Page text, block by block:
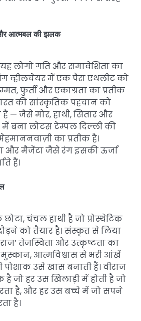
और आत्मबल की झलक
लोगो गति और समावेशिता का
व्हीलचेयर में एक पैरा एथलीट को
फुर्ती और एकाग्रता का प्रतीक
की सांस्कृतिक पहचान को
— जैसे मोर, हाथी, सितार और
में बना लोटस टेम्पल दिल्ली की
का प्रतीक है।
और मैजेंटा जैसे रंग इसकी ऊर्जा
हैं।
छोटा, चंचल हाथी है जो प्रोस्थेटिक
को तैयार है। संस्कृत से लिया
तेजस्विता और उत्कृष्टता का
मुस्कान, आत्मविश्वास से भरी आंखें
उसे खास बनाती हैं। वीराज
है जो हर उस खिलाड़ी में होती है जो
है, और हर उस बच्चे में जो सपने
है।